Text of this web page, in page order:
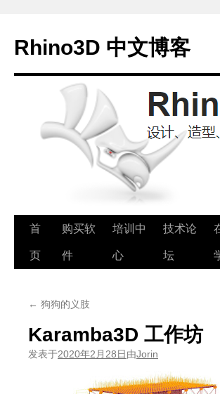
Rhino3D 中文博客
跳
至
首
页
购买软
件
培训中
心
技术论
坛
← 狗狗的义肢
Karamba3D 工作坊
发表于2020年2月28日由Jorin